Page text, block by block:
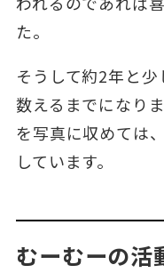
た。
そうして約2年と
数えるまでになり
を写真に収めては
しています。
むーむーの活